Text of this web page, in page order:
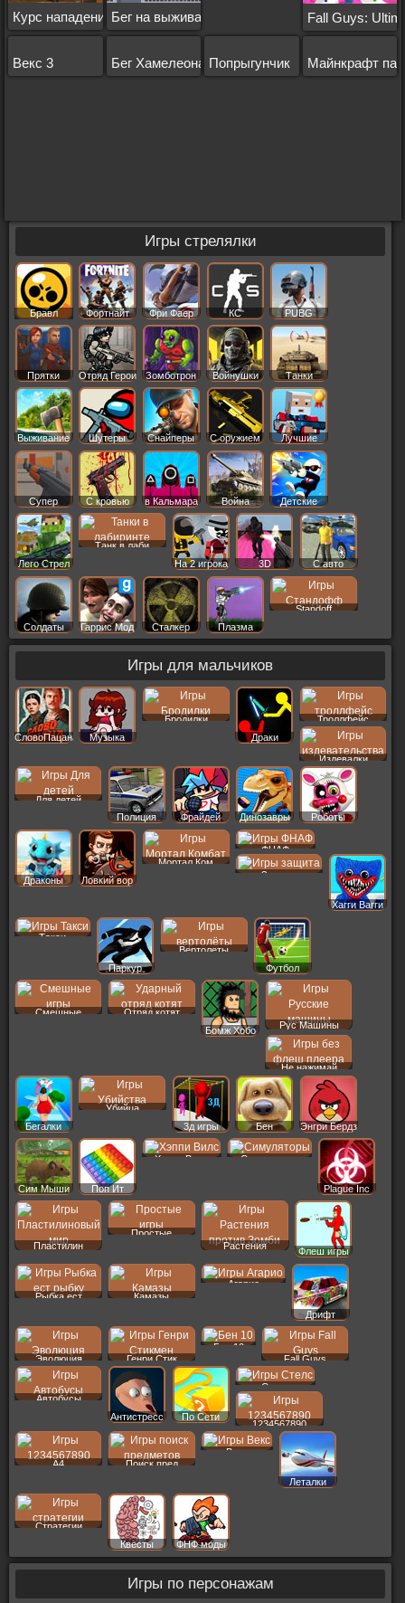
Курс нападения 2Бег на выживание Fall Guys:
Векс 3 Бег Хамелеона Попрыгунчик Майнкрафт
Игры стрелялки
Бравл
Старс
Фортнайт Фри Фаер КС PUBG
Прятки Отряд Герои Зомботрон Войнушки Танки
Выживание Шутеры Снайперы С оружием Лучшие
Супер С кровью в Кальмара Война Детские
Лего Стрел
Танк в лаби
На 2 игрока
3D С авто
Солдаты Гаррис Мод Сталкер Плазма
Standoff
Игры для мальчиков
СловоПацана Музыка
Бродилки
Драки
Троллфейс
Издевалки
Для детей
Полиция
Фрайдей Динозавры Роботы
Драконы Ловкий вор
Мортал Ком
ФНАФ
Защита
Хагги Вагги
Такси
Паркур
Вертолеты
Футбол
Смешные
Отряд котят
Бомж Хобо
Рус Машины
Не нажимай
Бегалки
Убийца
3д игры
Бен Энгри Бердз
Сим Мыши Поп Ит
Хэппи Вилс Симуляторы
Plague Inc
Пластилин
Простые
Растения
Флеш игры
Рыбка ест Камазы
Агарио
Дрифт
Эволюция Генри Стик
Бен 10
Fall Guys
Автобусы
Антистресс
По Сети
Стелс
1234567890
A4 Поиск пред
Векс
Леталки
Стратегии
Квесты
ФНФ моды
Игры по персонажам